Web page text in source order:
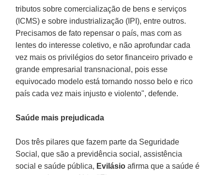
tributos sobre comercialização de bens e serviços
(ICMS) e sobre industrialização (IPI), entre outros.
Precisamos de fato repensar o país, mas com as
lentes do interesse coletivo, e não aprofundar cada
vez mais os privilégios do setor financeiro privado e
grande empresarial transnacional, pois esse
equivocado modelo está tornando nosso belo e rico
país cada vez mais injusto e violento", defende.
Saúde mais prejudicada
Dos três pilares que fazem parte da Seguridade
Social, que são a previdência social, assistência
social e saúde pública, Evilásio afirma que a saúde é